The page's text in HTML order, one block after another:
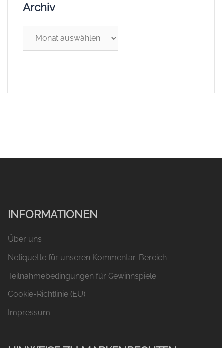
Archiv
INFORMATIONEN
Über uns
Netiquette für unseren Kommentar-Bereich
Teilnahmebedingungen für Gewinnspiele
Cookie-Richtlinie (EU)
Impressum